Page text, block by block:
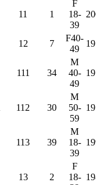
11 1
F
18-
39
12 7
F40-
49
111 34
M
40-
49
112 30
M
50-
59
113 39
M
18-
39
13 2
F
18-